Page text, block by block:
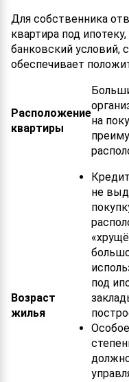
Для собственника
квартира под
банковский условий,
обеспечивает
Расположение
квартиры
на
Возраст
жилья
не
под